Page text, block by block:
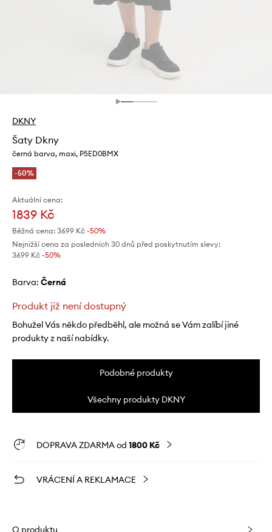
DKNY
Šaty Dkny
černá barva, maxi, P5ED0BMX
-50%
Aktuální cena:
1839 Kč
Běžná cena: 3699 Kč -50%
Nejnižší cena za posledních 30 dnů před poskytnutím slevy:
3699 Kč -50%
Barva: černá
Produkt již není dostupný
Bohužel Vás někdo předběhl, ale možná se Vám zalíbí jiné
produkty z naší nabídky.
Podobné produkty
Všechny produkty DKNY
DOPRAVA ZDARMA od 1800 Kč
VRÁCENÍ A REKLAMACE
O produktu